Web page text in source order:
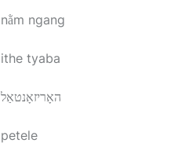
nằm ngang
ithe tyaba
האָריזאָנטאַל
petele